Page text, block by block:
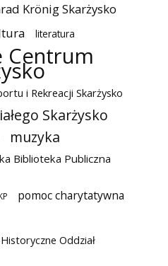
Krönig Skarżysko
literatura
Centrum
i Rekreacji Skarżysko
Skarżysko
muzyka
Biblioteka Publiczna
pomoc charytatywna
Oddział